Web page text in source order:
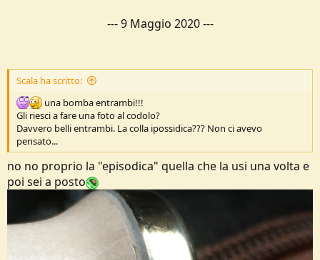
---9 Maggio 2020---
Scala ha scritto:
una bomba entrambi!!!
Gli riesci a fare una foto al codolo?
Davvero belli entrambi. La colla ipossidica??? Non ci avevo
pensato...
no no proprio la "episodica" quella che la usi una volta e
poi sei a posto